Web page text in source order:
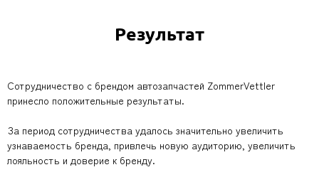
Результат
Сотрудничество с брендом автозапчастей ZommerVettler
принесло положительные результаты.
За период сотрудничества удалось значительно увеличить
узнаваемость бренда, привлечь новую аудиторию, увеличить
лояльность и доверие к бренду.